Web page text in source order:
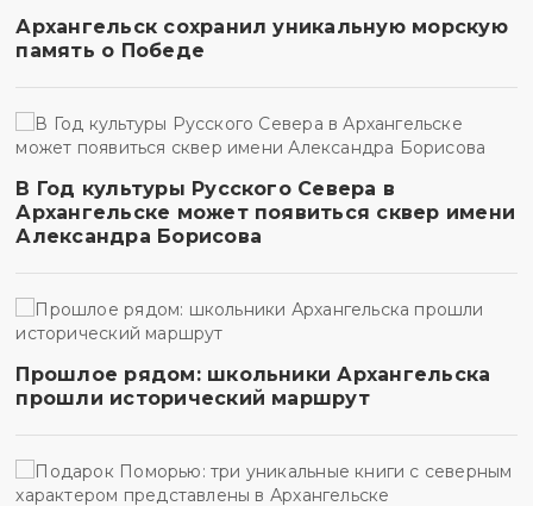
Архангельск сохранил уникальную морскую
память о Победе
В Год культуры Русского Севера в
Архангельске может появиться сквер имени
Александра Борисова
Прошлое рядом: школьники Архангельска
прошли исторический маршрут